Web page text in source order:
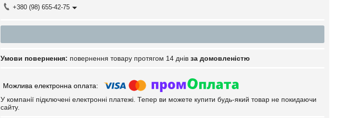
+380 (98) 655-42-75
повернення товару протягом 14 днів за домовленістю
У компанії підключені електронні платежі. Тепер ви можете купити будь-який товар не покидаючи
сайту.